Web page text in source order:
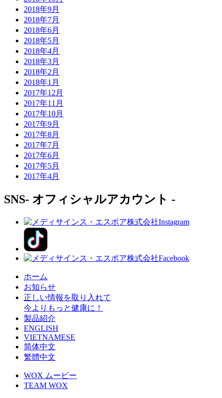
2018年9月
2018年7月
2018年6月
2018年5月
2018年4月
2018年3月
2018年2月
2018年1月
2017年12月
2017年11月
2017年10月
2017年9月
2017年8月
2017年7月
2017年6月
2017年5月
2017年4月
SNS- オフィシャルアカウント -
ホーム
お知らせ
正しい情報を取り入れて
今よりもっと健康に！
製品紹介
ENGLISH
VIETNAMESE
简体中文
繁體中文
WOX ムービー
TEAM WOX